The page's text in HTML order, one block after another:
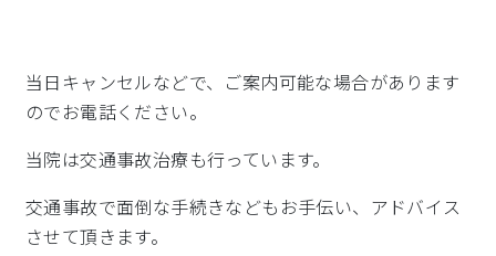
当日キャンセルなどで、ご案内可能な場合があります
のでお電話ください。
当院は交通事故治療も行っています。
交通事故で面倒な手続きなどもお手伝い、アドバイス
させて頂きます。